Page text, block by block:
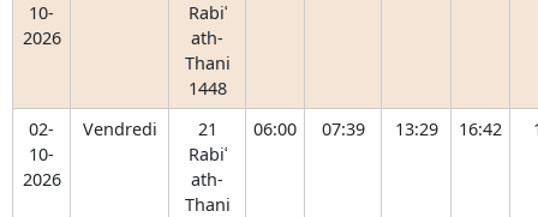
10-
2026
Rabiʿ
ath-
Thani
1448
02-
10-
2026
Vendredi
21
Rabiʿ
ath-
Thani
06:00 07:39 13:29 16:42